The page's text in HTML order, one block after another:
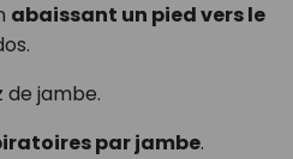
abaissant un pied vers le
de jambe.
par jambe.